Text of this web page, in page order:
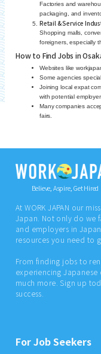
Factories and
packaging, and
Retail & Service
Shopping malls,
foreigners, especially
How to Find Jobs in
Websites like
Some agencies
Joining local expat
with potential
Many companies
fairs.
Believe, Aspire, Get Hired
At WORK JAPAN our
Japan. Not only do we
and employers in
resources you need to
From finding jobs to
experiencing
much more. Sign up
success.
For Job Seekers